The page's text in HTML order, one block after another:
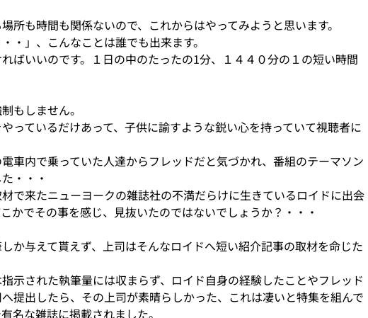
所も時間も関係ないので、これからはやってみようと思います。
・」、こんなことは誰でも出来ます。
ばいいのです。１日の中のたったの1分、１４４０分の１の短い時間
もしません。
っているだけあって、子供に諭すような鋭い心を持っていて視聴者に
車内で乗っていた人達からフレッドだと気づかれ、番組のテーマソン
・・・
で来たニューヨークの雑誌社の不満だらけに生きているロイドに出会
かでその事を感じ、見抜いたのではないでしょうか？・・・
か与えて貰えず、上司はそんなロイドへ短い紹介記事の取材を命じた
示された執筆量には収まらず、ロイド自身の経験したことやフレッド
提出したら、その上司が素晴らしかった、これは凄いと特集を組んで
名な雑誌に掲載されました。